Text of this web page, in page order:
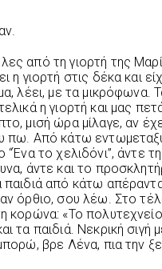
από τη γιορτή της
η γιορτή στις δέκα και
λέει, με τα μικρόφωνα.
η γιορτή και μας
μισή ώρα μίλαγε, αν
πω. Από κάτω εντωμεταξύ
το χελιδόνι”, άντε
άντε και το
από κάτω
όρθιο, σου λέω. Στο
κορώνα: «Το
τα παιδιά. Νεκρική σιγή
βρε Λένα, πια την